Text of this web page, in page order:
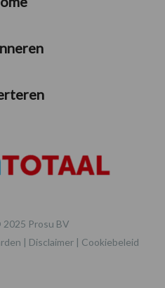
Prosu BV
| Disclaimer| Cookiebeleid